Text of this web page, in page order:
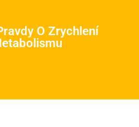
O Zrychlení